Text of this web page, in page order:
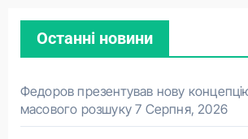
Останні новини
Федоров презентував нову концепцію
масового розшуку 7 Серпня, 2026